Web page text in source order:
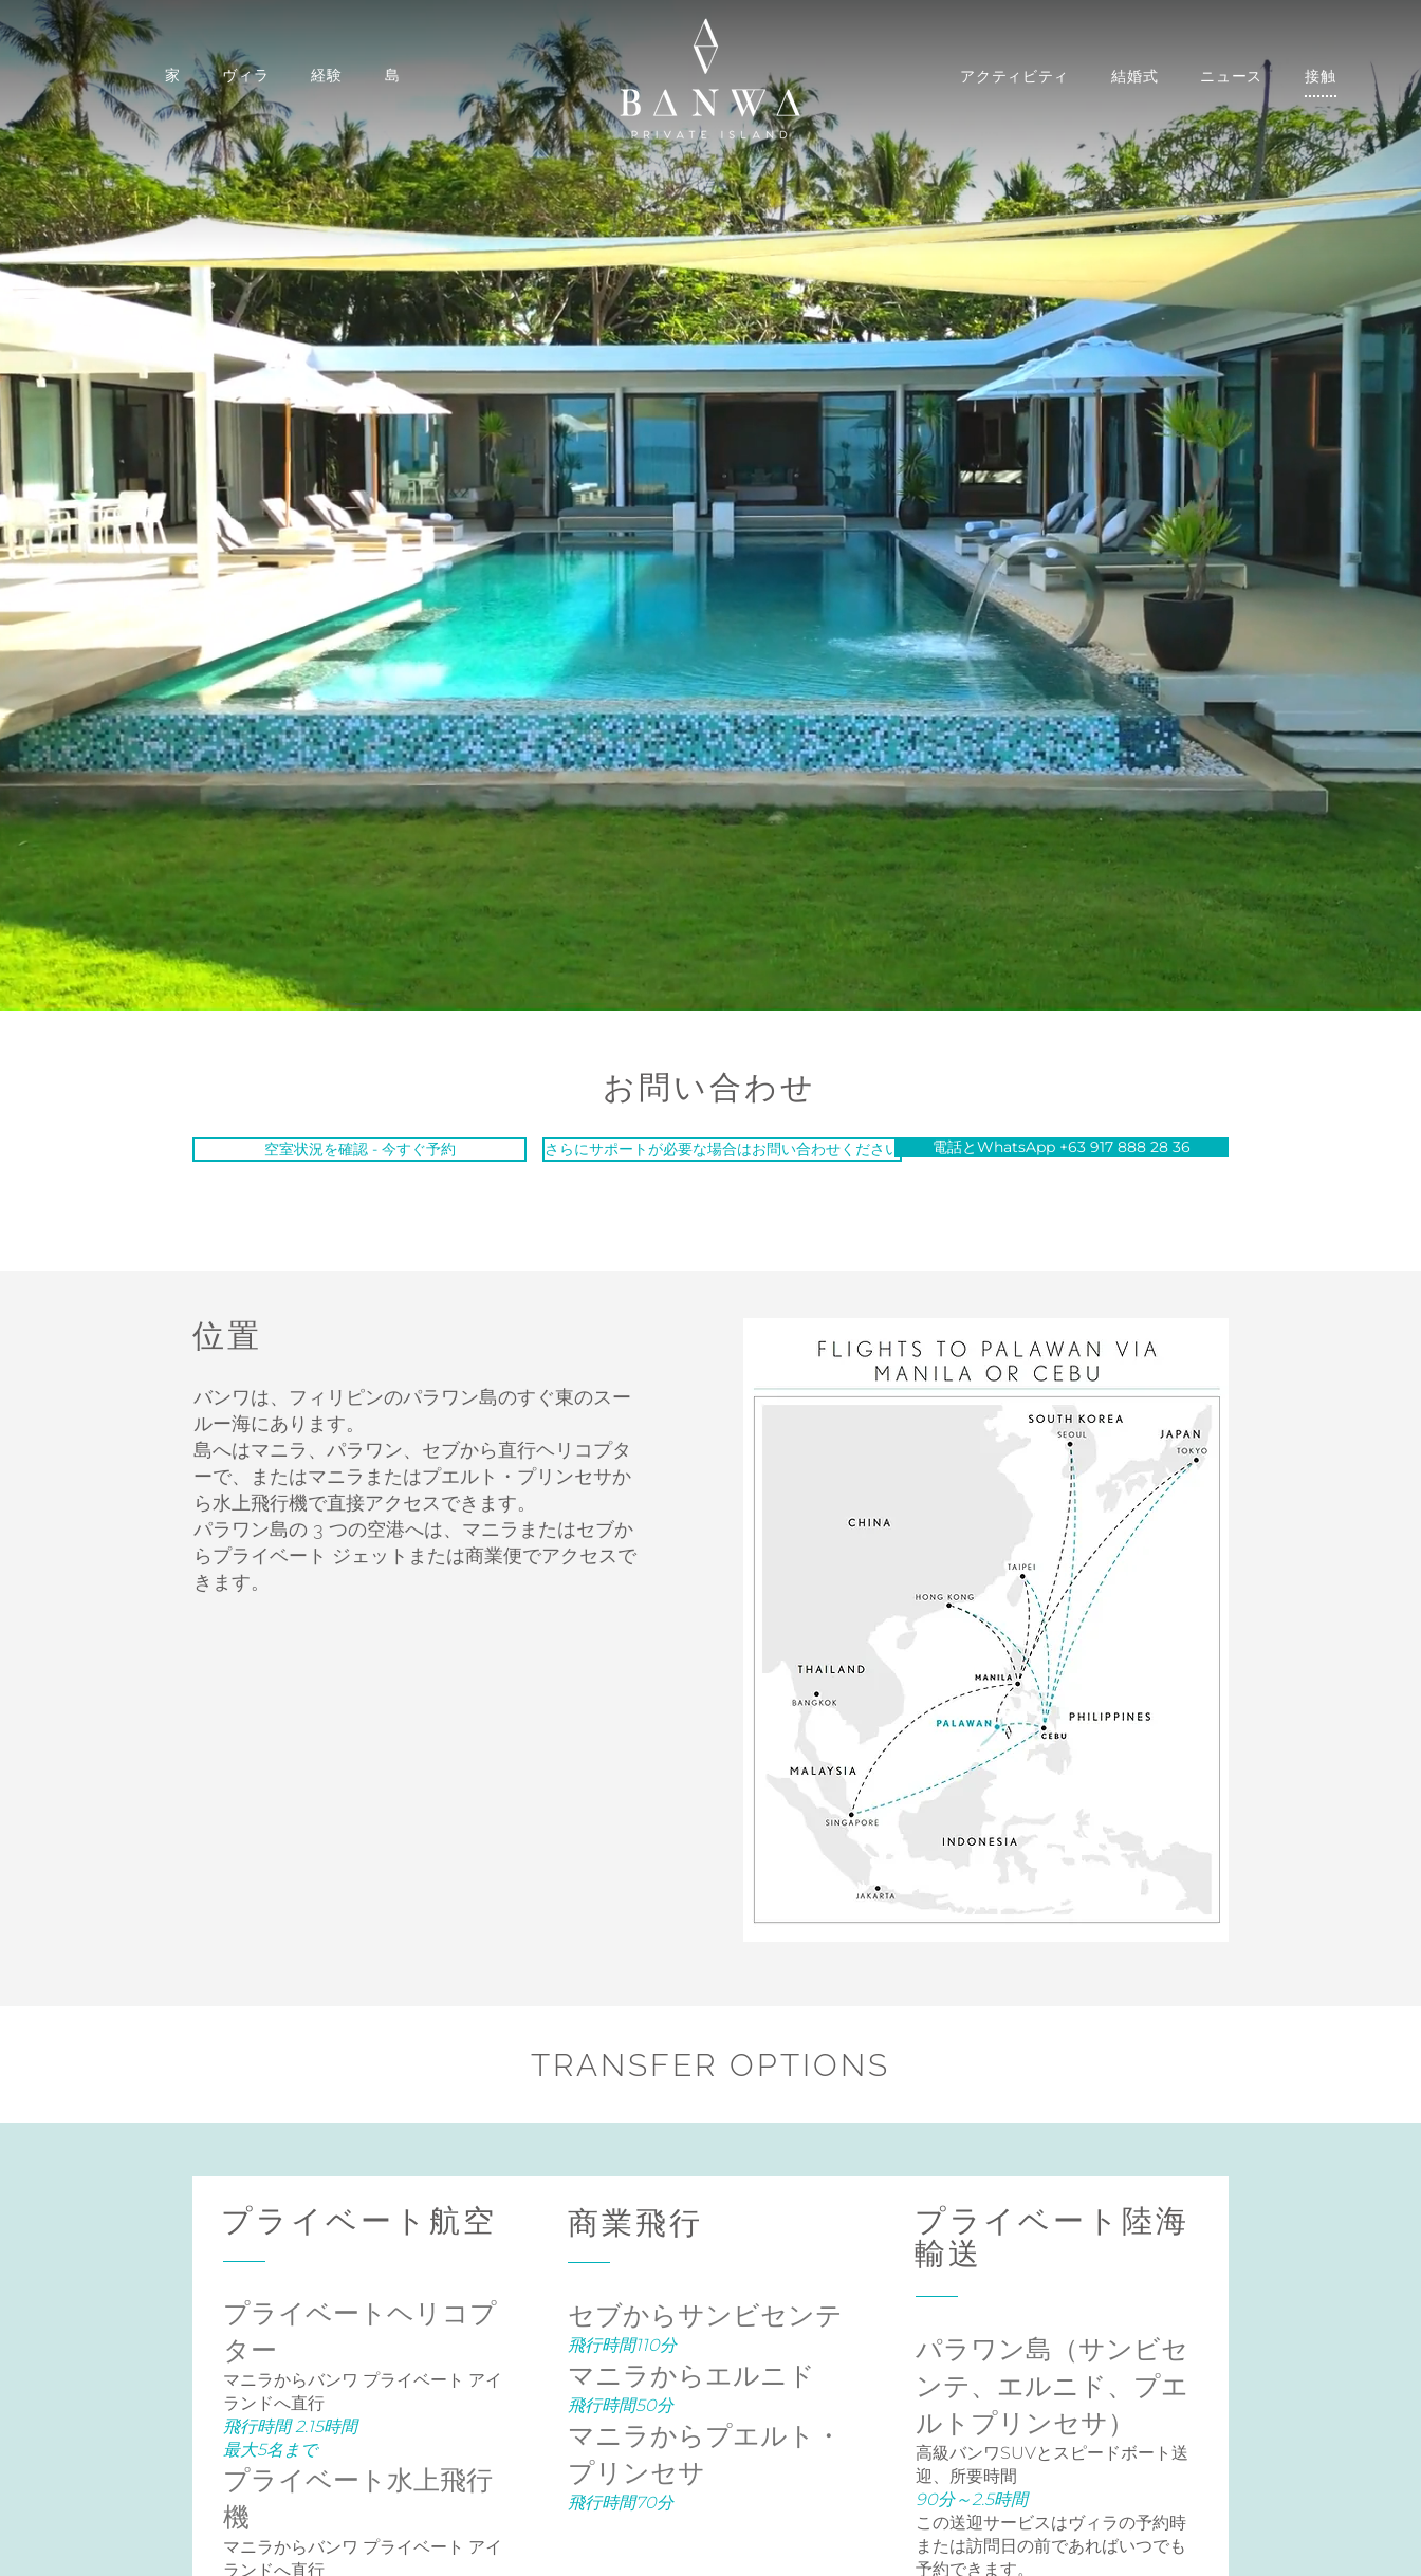
家 ヴィラ 経験 島 アクティビティ 結婚式 ニュース 接触
お問い合わせ
空室状況を確認 - 今すぐ予約 さらにサポートが必要な場合はお問い合わせください 電話とWhatsApp +63 917 888 28 36
位置
バンワは、フィリピンのパラワン島のすぐ東のスー
ルー海にあります。
島へはマニラ、パラワン、セブから直行ヘリコプタ
ーで、またはマニラまたはプエルト・プリンセサか
ら水上飛行機で直接アクセスできます。
パラワン島の 3 つの空港へは、マニラまたはセブか
らプライベート ジェットまたは商業便でアクセスで
きます。
TRANSFER OPTIONS
プライベート航空
プライベートヘリコプ
ター
マニラからバンワ プライベート アイ
ランドへ直行
飛行時間 2.15時間
最大5名まで
プライベート水上飛行
機
マニラからバンワ プライベート アイ
ランドへ直行
商業飛行
セブからサンビセンテ
飛行時間110分
マニラからエルニド
飛行時間50分
マニラからプエルト・
プリンセサ
飛行時間70分
プライベート陸海
輸送
パラワン島（サンビセ
ンテ、エルニド、プエ
ルトプリンセサ）
高級バンワSUVとスピードボート送
迎、所要時間
90分～2.5時間
この送迎サービスはヴィラの予約時
または訪問日の前であればいつでも
予約できます。